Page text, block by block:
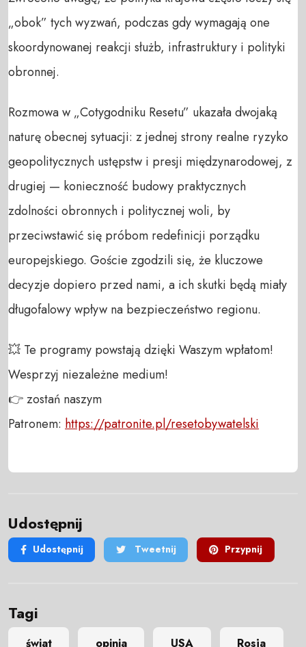
„obok” tych wyzwań, podczas gdy wymagają one
skoordynowanej reakcji służb, infrastruktury i polityki
obronnej.
Rozmowa w „Cotygodniku Resetu” ukazała dwojaką
naturę obecnej sytuacji: z jednej strony realne ryzyko
geopolitycznych ustępstw i presji międzynarodowej, z
drugiej — konieczność budowy praktycznych
zdolności obronnych i politycznej woli, by
przeciwstawić się próbom redefinicji porządku
europejskiego. Goście zgodzili się, że kluczowe
decyzje dopiero przed nami, a ich skutki będą miały
długofalowy wpływ na bezpieczeństwo regionu.
💥 Te programy powstają dzięki Waszym wpłatom!
Wesprzyj niezależne medium!
👉 zostań naszym
Patronem: https://patronite.pl/resetobywatelski
Udostępnij
Udostępnij Tweetnij Przypnij
Tagi
świat opinia USA Rosja